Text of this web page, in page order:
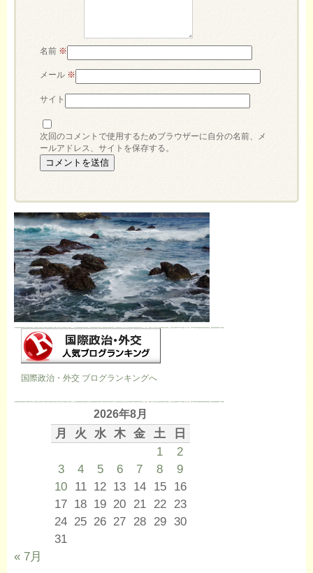
名前 ※
メール ※
サイト
次回のコメントで使用するためブラウザーに自分の名前、メ
ールアドレス、サイトを保存する。
国際政治・外交 ブログランキングへ
2026年8月
月 火 水 木 金 土
日
1
2
3
4 5 6 7 8
9
10 11 12 13 14 15
16
17 18 19 20 21 22
23
24 25 26 27 28 29 30
31
« 7月